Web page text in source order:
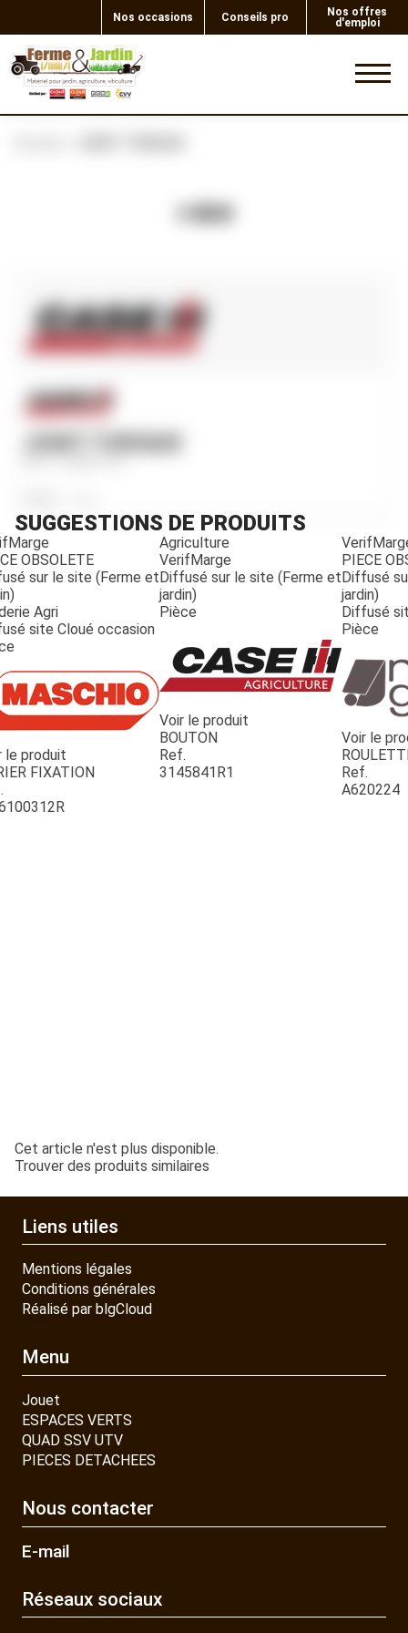
Nos occasions Conseils pro
Nos offres
d'emploi
JOUET
Ref. 3140877R1
SUGGESTIONS DE PRODUITS
OBSOLETE
sur le site (Ferme et
Agri
site Cloué occasion
le produit
FIXATION
Agriculture
VerifMarge
Diffusé sur le site (Ferme et
jardin)
Pièce
Voir le produit
BOUTON
Ref.
3145841R1
PIECE
Diffusé
jardin)
Diffusé
Pièce
Voir le
Ref.
A620224
Cet article n'est plus disponible.
Trouver des produits similaires
Liens utiles
Mentions légales
Conditions générales
Réalisé par blgCloud
Menu
Jouet
ESPACES VERTS
QUAD SSV UTV
PIECES DETACHEES
Nous contacter
E-mail
Réseaux sociaux